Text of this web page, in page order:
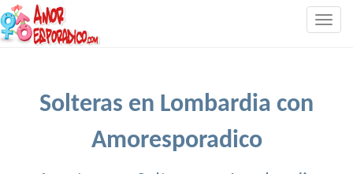
Solteras en Lombardia con
Amoresporadico